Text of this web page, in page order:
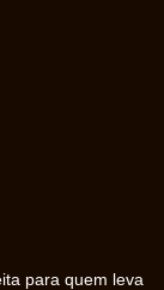
para quem leva